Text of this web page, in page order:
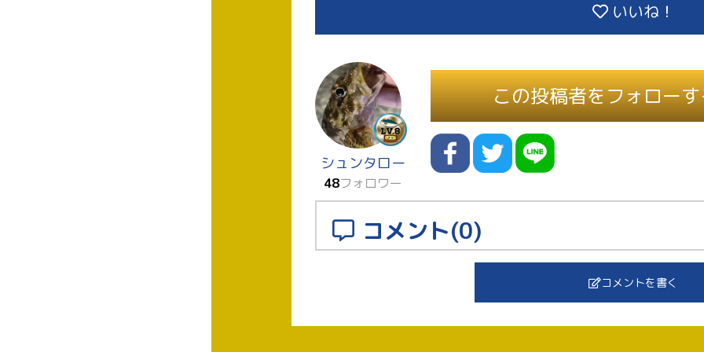
いいね！
シュンタロー
48フォロワー
この投稿者をフォロー
コメント(0)
コメントを書く